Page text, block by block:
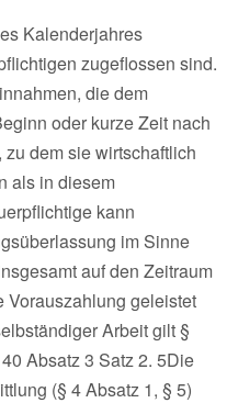
Kalenderjahres
zugeflossen sind.
die dem
oder kurze Zeit nach
dem sie wirtschaftlich
als in diesem
kann
im Sinne
auf den Zeitraum
geleistet
Arbeit gilt §
Absatz 3 Satz 2. 5Die
(§ 4 Absatz 1, § 5)